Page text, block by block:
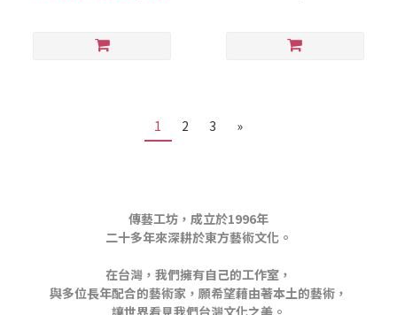
1 2 3 »
傳藝工坊，成立於1996年
二十多年來深耕於東方藝術文化。
在台灣，我們擁有自己的工作室，
與多位長年配合的藝術家，願希望藉由著本土的藝術，